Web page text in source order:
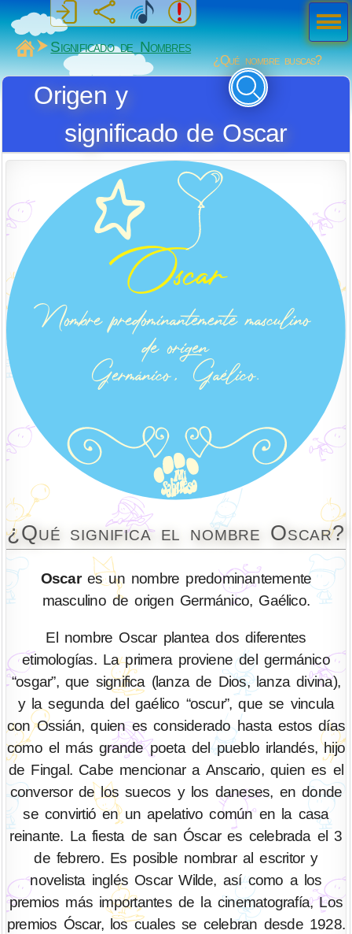
MiSabueso
Significado de Nombres
¿Qué nombre buscas?
Origen y
significado de Oscar
¿Qué significa el nombre Oscar?
Oscares un nombre predominantemente
masculino de origen Germánico, Gaélico.
El nombre Oscar plantea dos diferentes
etimologías. La primera proviene del germánico
“osgar”, que significa (lanza de Dios, lanza divina),
y la segunda del gaélico “oscur”, que se vincula
con Ossián, quien es considerado hasta estos días
como el más grande poeta del pueblo irlandés, hijo
de Fingal. Cabe mencionar a Anscario, quien es el
conversor de los suecos y los daneses, en donde
se convirtió en un apelativo común en la casa
reinante. La fiesta de san Óscar es celebrada el 3
de febrero. Es posible nombrar al escritor y
novelista inglés Oscar Wilde, así como a los
premios más importantes de la cinematografía, Los
premios Óscar, los cuales se celebran desde 1928.
Men
ú